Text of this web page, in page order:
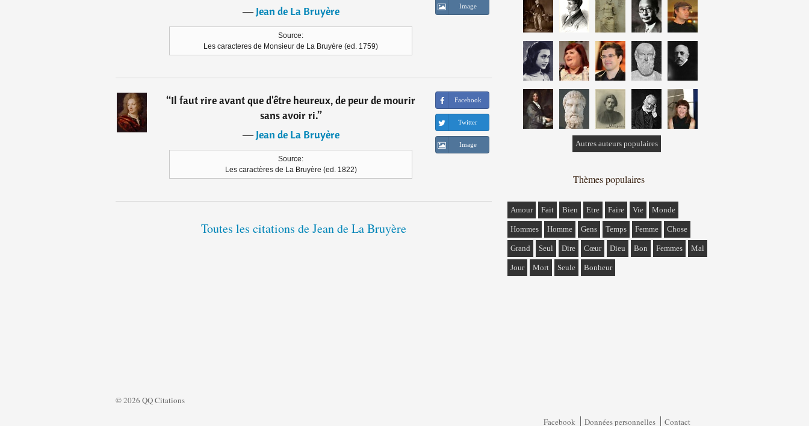
―Jean de La Bruyère
Source:
Les caracteres de Monsieur de La Bruyère (ed. 1759)
Image
“Il faut rire avant que d'être heureux, de peur de mourir
sans avoir ri.”
―Jean de La Bruyère
Source:
Les caractères de La Bruyère (ed. 1822)
Facebook
Twitter
Image
Toutes les citations de Jean de La Bruyère
Autres auteurs populaires
Thèmes populaires
Amour Fait Bien Etre Faire Vie Monde
Hommes Homme Gens Temps Femme Chose
Grand Seul Dire Cœur Dieu Bon Femmes Mal
Jour Mort Seule Bonheur
© 2026 QQ Citations
Facebook
Données personnelles Contact